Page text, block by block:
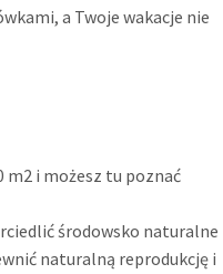
a Twoje wakacje nie
m2 i możesz tu poznać
środowsko naturalne
naturalną reprodukcję i